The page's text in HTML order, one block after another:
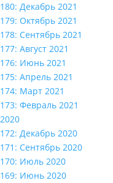
180: Декабрь 2021
179: Октябрь 2021
178: Сентябрь 2021
177: Август 2021
176: Июнь 2021
175: Апрель 2021
174: Март 2021
173: Февраль 2021
2020
172: Декабрь 2020
171: Сентябрь 2020
170: Июль 2020
169: Июнь 2020